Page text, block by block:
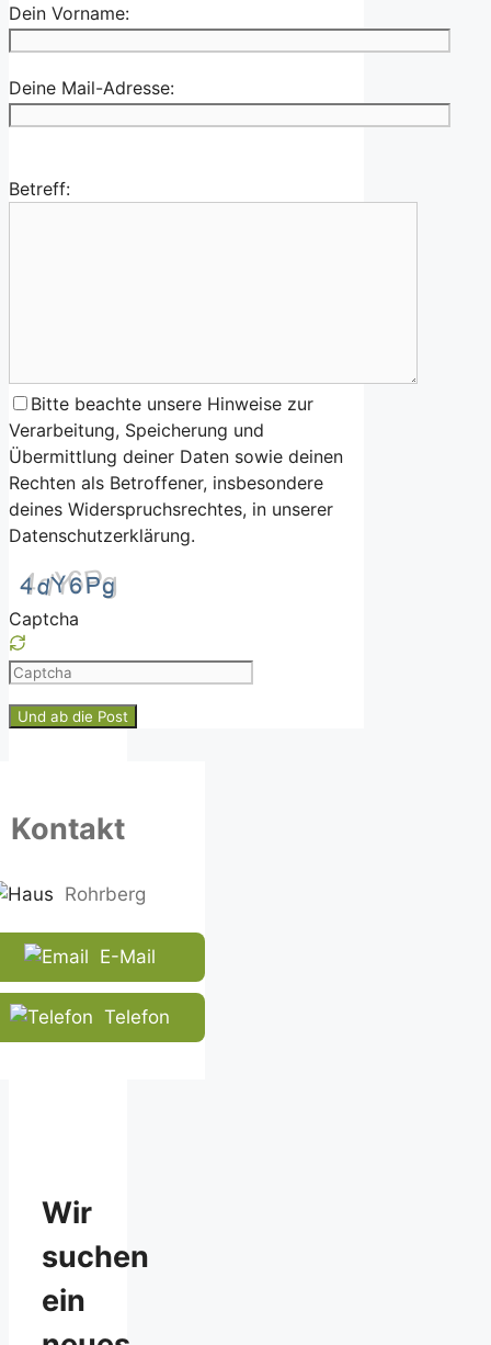
Dein Vorname:
Deine Mail-Adresse:
Betreff:
Bitte beachte unsere Hinweise zur
Verarbeitung, Speicherung und
Übermittlung deiner Daten sowie deinen
Rechten als Betroffener, insbesondere
deines Widerspruchsrechtes, in unserer
Datenschutzerklärung.
Captcha
Please
the
the
ensure
that
you
are
human.
Kontakt
Rohrberg
E-Mail
Telefon
Wir
suchen
ein